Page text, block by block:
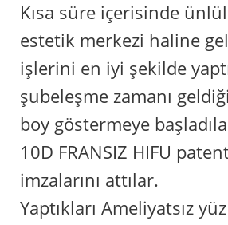
Kısa süre içerisinde
estetik merkezi haline
işlerini en iyi şekilde
şubeleşme zamanı
boy göstermeye
10D FRANSIZ HIFU
imzalarını attılar.
Yaptıkları Ameliyatsız